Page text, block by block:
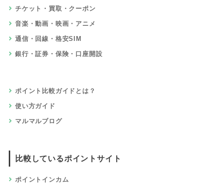
チケット・買取・クーポン
音楽・動画・映画・アニメ
通信・回線・格安SIM
銀行・証券・保険・口座開設
ポイント比較ガイドとは？
使い方ガイド
マルマルブログ
比較しているポイントサイト
ポイントインカム